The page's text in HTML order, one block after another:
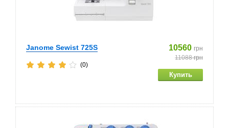
Janome Sewist 725S 10560 грн
11088грн
(0)